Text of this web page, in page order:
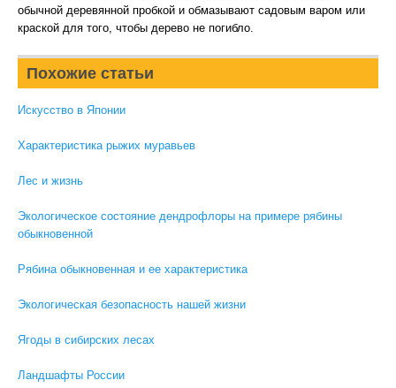
обычной деревянной пробкой и обмазывают садовым варом или
краской для того, чтобы дерево не погибло.
Похожие статьи
Искусство в Японии
Характеристика рыжих муравьев
Лес и жизнь
Экологическое состояние дендрофлоры на примере рябины
обыкновенной
Рябина обыкновенная и ее характеристика
Экологическая безопасность нашей жизни
Ягоды в сибирских лесах
Ландшафты России